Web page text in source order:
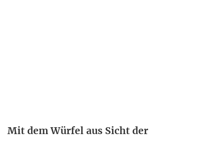
Mit dem Würfel aus Sicht der